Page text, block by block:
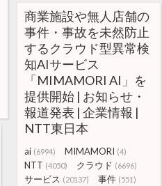
商業施設や無人店舗の
事件・事故を未然防止
するクラウド型異常検
知AIサービス
「MIMAMORI AI」を
提供開始 | お知らせ・
報道発表 | 企業情報 |
NTT東日本
ai (6994) MIMAMORI (4)
NTT (4050) クラウド (6696)
サービス (20137) 事件 (551)